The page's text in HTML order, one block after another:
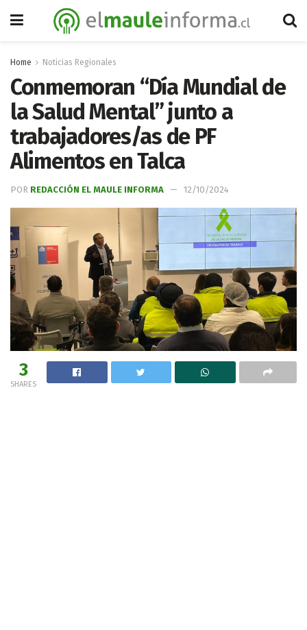
Home Noticias Regionales
Conmemoran “Día Mundial de
la Salud Mental” junto a
trabajadores/as de PF
Alimentos en Talca
POR REDACCIÓN EL MAULE INFORMA 12/10/2024
3
SHARES